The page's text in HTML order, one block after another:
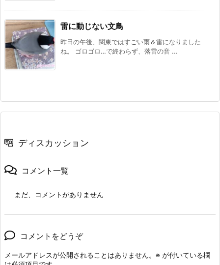
雷に動じない文鳥
昨日の午後、関東ではすごい雨＆雷になりました
ね。 ゴロゴロ…で終わらず、落雷の音 ...
ディスカッション
コメント一覧
まだ、コメントがありません
コメントをどうぞ
メールアドレスが公開されることはありません。 ※ が付いている欄